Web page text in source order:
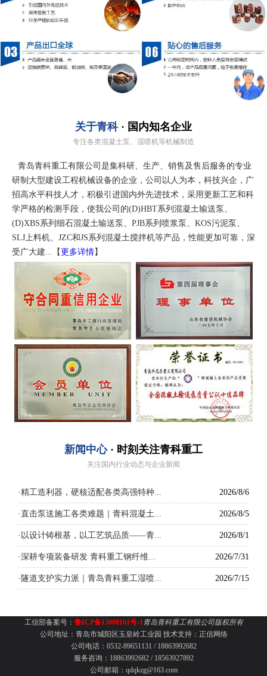
关于青科· 国内知名企业
专注各类混凝土泵、湿喷机等机械制造
青岛青科重工有限公司是集科研、生产、销售及售后服务的专业
研制大型建设工程机械设备的企业，公司以人为本，科技兴企，广
招高水平科技人才，积极引进国内外先进技术，采用更新工艺和科
学严格的检测手段，使我公司的(D)HBT系列混凝土输送泵、
(D)XBS系列细石混凝土输送泵、PJB系列喷浆泵、KOS污泥泵、
SLJ上料机、JZC和JS系列混凝土搅拌机等产品，性能更加可靠，深
受广大建...【 更多详情】
新闻中心· 时刻关注青科重工
关注国内行业动态与企业新闻
2026/8/6
·精工造利器，硬核适配各类高强特种...
2026/8/5
·直击泵送施工各类难题｜青科混凝土...
2026/8/1
· 以设计铸根基，以工艺筑品质——青...
2026/7/31
·深耕专项装备研发 青科重工钢纤维...
2026/7/15
· 隧道支护实力派｜青岛青科重工湿喷...
工信部备案号： 鲁ICP备15008161号-1青岛青科重工有限公司版权所有
公司地址：青岛市城阳区玉皇岭工业园 技术支持： 正信网络
公司电话：0532-89651131 / 18863992682
服务咨询：18863992682 / 18563927892
公司邮箱：qdqkzg@163.com